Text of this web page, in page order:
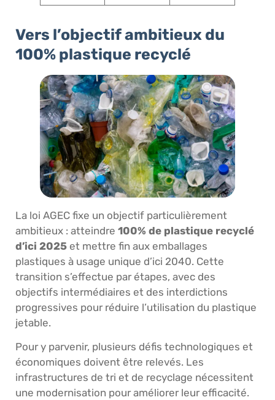
Vers l’objectif ambitieux du
100% plastique recyclé
La loi AGEC fixe un objectif particulièrement
ambitieux : atteindre 100% de plastique recyclé
d’ici 2025 et mettre fin aux emballages
plastiques à usage unique d’ici 2040. Cette
transition s’effectue par étapes, avec des
objectifs intermédiaires et des interdictions
progressives pour réduire l’utilisation du plastique
jetable.
Pour y parvenir, plusieurs défis technologiques et
économiques doivent être relevés. Les
infrastructures de tri et de recyclage nécessitent
une modernisation pour améliorer leur efficacité.